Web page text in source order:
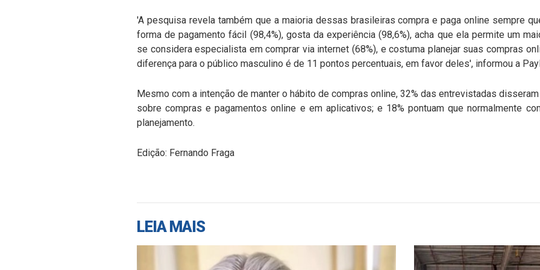
'A pesquisa revela também que a maioria dessas brasileiras compra e paga online sempre
forma de pagamento fácil (98,4%), gosta da experiência (98,6%), acha que ela permite um
se considera especialista em comprar via internet (68%), e costuma planejar suas compras
diferença para o público masculino é de 11 pontos percentuais, em favor deles', informou a
Mesmo com a intenção de manter o hábito de compras online, 32% das entrevistadas
sobre compras e pagamentos online e em aplicativos; e 18% pontuam que normalmente
planejamento.
Edição: Fernando Fraga
LEIA MAIS